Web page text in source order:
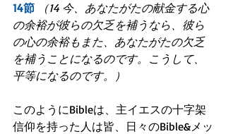
14節
（14 今、あなたがたの献金する心
の余裕が彼らの欠乏を補うなら、彼ら
の心の余裕もまた、あなたがたの欠乏
を補うことになるのです。こうして、
平等になるのです。）
このようにBibleは、主イエスの十字架
信仰を持った人は皆、日々のBible&メッ